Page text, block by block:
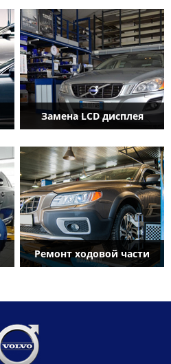
Замена LCD дисплея
Ремонт ходовой части